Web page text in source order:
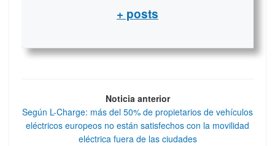
+ posts
Noticia anterior
Según L-Charge: más del 50% de propietarios de vehículos
eléctricos europeos no están satisfechos con la movilidad
eléctrica fuera de las ciudades